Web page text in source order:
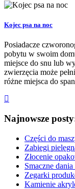
Kojec psa na noc
Posiadacze
pobytu w swoim
miejsce do snu lub
zwierzęcia może
różne miejsca do
Najnowsze
Części do
Zabiegi
Złocenie
Smaczne
Zegarki
Kamienie